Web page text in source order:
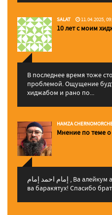
SALAT 11.04.2025,
10 лет с моим
В последнее время тоже
проблемой. Ощущение
хиджабом и рано по...
HAMZA
Мнение по теме о
إمام احمد إمام , Ва алейкум ассалам ва рахматуЛлахи
ва баракятух! Спасибо